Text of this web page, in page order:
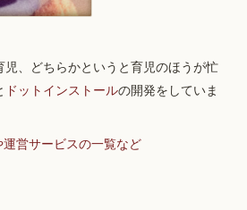
、どちらかというと育児のほうが忙
ドットインストールの開発をしていま
営サービスの一覧など